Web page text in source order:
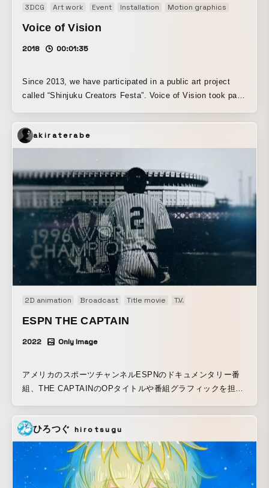
3DCG Art work Event Installation Motion graphics
Voice of Vision
2018 00:01:35
Since 2013, we have participated in a public art project
called “Shinjuku Creators Festa”. Voice of Vision took part
as its motif, Voice of Vision suddenly starts a countdown
toward something undescribed. With a techno-pop taste,
this countdown graphic appears in the city of Shinjuku out
between graphic creator Seiya Nakano and musician duo
Satoshi & Makoto. Seiya Nakano is one of the most
profound technical director in Japan with an abundant
experience from projection mapping to large-sized graphic
installation. The members of the duo Satoshi & Makoto
met at Kraftwerk’s Japan tour. They released their music
from a Dutch music label called Safe Trip and has gained
reputation since then. Their music is very unique. For
Voice of Vision, Satoshi & Makoto used vintage
synthesizer from the ‘80s and ‘90s and created this music
by intricately simulating each sound. The equipment we
various techniques. Therefore, we isolated ourselves from
origin of techno-pop is the ‘80s classic old school. This
music is an homage to the origin and we made an attempt
this idea. 2013年から参加しているパブリックアートプロジ
ェクト「新宿クリエイターズ・フェスタ」の2018年に出品し
た作品。 エレクトリックミュージックの古典的なモチーフを
使用して、テクノポップのテイストのモーショングラフィッ
クが新宿のストリートに現れ、何かにむけてカウントダウン
してゆきます。 今回は映像を中野誠也（Seiya Nakano）
akiraterabe
2D animation Broadcast Title movie TV
ESPN THE CAPTAIN
2022 Only Image
アメリカのスポーツチャンネルESPNのドキュメンタリー番
組、THE CAPTAINのOPタイトルや番組グラフィックを担
料を基に見せるタイトル映像を制作。
ひろつぐ hirotsugu